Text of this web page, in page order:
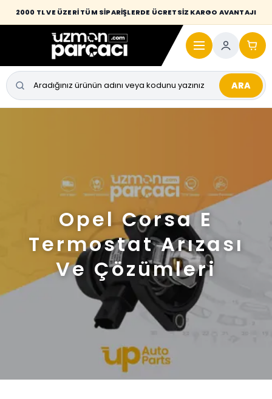
2000 TL VE ÜZERİ TÜM SİPARİŞLERDE ÜCRETSİZ KARGO AVANTAJI
ARA
Opel Corsa E
Termostat Arızası
Ve Çözümleri